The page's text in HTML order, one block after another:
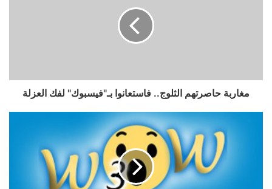
مغاربة حاصرتهم الثلوج.. فاستعانوا بـ"فيسبوك" لفك العزلة